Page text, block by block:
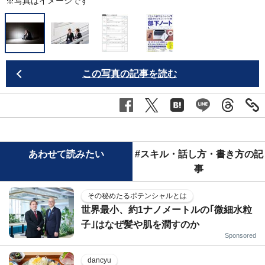
この写真の記事を読む
あわせて読みたい
#スキル・話し方・書き方の記
事
その秘めたるポテンシャルとは
世界最小、約1ナノメートルの｢微細水粒
子｣はなぜ髪や肌を潤すのか
Sponsored
dancyu